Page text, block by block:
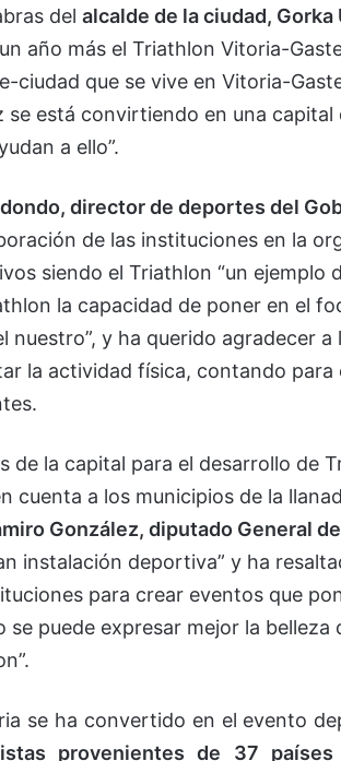
del alcalde de la ciudad, Gorka
año más el Triathlon Vitoria-
ciudad que se vive en Vitoria-
se está convirtiendo en una
a ello”.
director de deportes del
de las instituciones en la
siendo el Triathlon “un ejemplo
la capacidad de poner en el
nuestro”, y ha querido agradecer
la actividad física, contando para
de la capital para el desarrollo de
cuenta a los municipios de la
González, diputado General
instalación deportiva” y ha
para crear eventos que
se puede expresar mejor la
se ha convertido en el evento
provenientes de 37